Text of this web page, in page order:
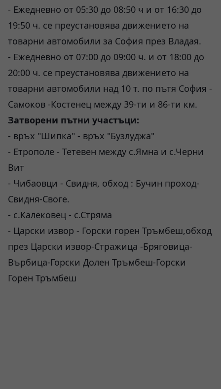
- Ежедневно от 05:30 до 08:50 ч и от 16:30 до
19:50 ч. се преустановява движението на
товарни автомобили за София през Владая.
- Ежедневно от 07:00 до 09:00 ч. и от 18:00 до
20:00 ч. се преустановява движението на
товарни автомобили над 10 т. по пътя София -
Самоков -Костенец между 39-ти и 86-ти км.
Затворени пътни участъци:
- връх "Шипка" - връх "Бузлуджа"
- Етрополе - Тетевен между с.Ямна и с.Черни
Вит
- Чибаовци - Свидня, обход : Бучин проход-
Свидня-Своге.
- с.Калековец - с.Стряма
- Царски извор - Горски горен Тръмбеш,обход
през Царски извор-Стражица -Бряговица-
Върбица-Горски Долен Тръмбеш-Горски
Горен Тръмбеш